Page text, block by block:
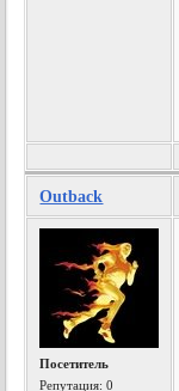
Outback
Посетитель
Репутация:0